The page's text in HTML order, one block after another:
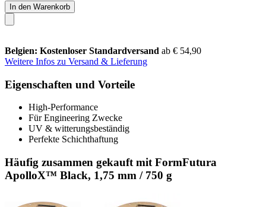
In den Warenkorb
Belgien: Kostenloser Standardversand ab € 54,90
Weitere Infos zu Versand & Lieferung
Eigenschaften und Vorteile
High-Performance
Für Engineering Zwecke
UV & witterungsbeständig
Perfekte Schichthaftung
Häufig zusammen gekauft mit FormFutura
ApolloX™ Black, 1,75 mm / 750 g